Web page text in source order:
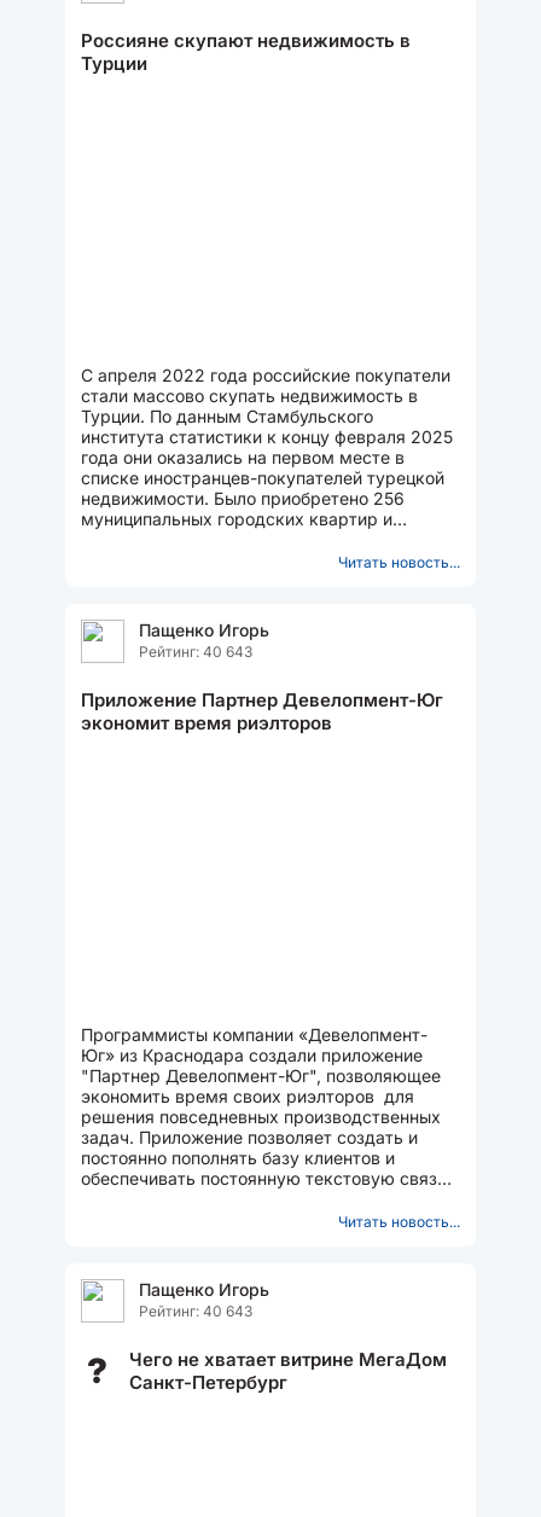
Россияне скупают недвижимость в
Турции
С апреля 2022 года российские покупатели
стали массово скупать недвижимость в
Турции. По данным Стамбульского
института статистики к концу февраля 2025
года они оказались на первом месте в
списке иностранцев-покупателей турецкой
недвижимости. Было приобретено 256
муниципальных городских квартир и
Читать новость...
Пащенко Игорь
Рейтинг: 40 643
Приложение Партнер Девелопмент-Юг
экономит время риэлторов
Программисты компании «Девелопмент-
Юг» из Краснодара создали приложение
"Партнер Девелопмент-Юг", позволяющее
экономить время своих риэлторов для
решения повседневных производственных
задач. Приложение позволяет создать и
постоянно пополнять базу клиентов и
обеспечивать постоянную текстовую связь
Читать новость...
Пащенко Игорь
Рейтинг: 40 643
?
Чего не хватает витрине МегаДом
Санкт-Петербург